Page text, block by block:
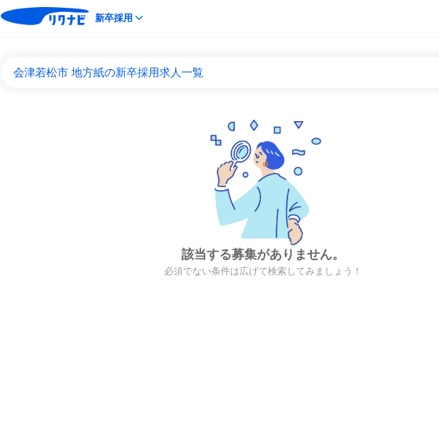
新卒採用
会津若松市 地方紙の新卒採用求人一覧
該当する募集がありません。
必須でない条件は広げて検索してみましょう！